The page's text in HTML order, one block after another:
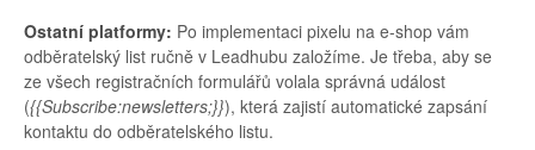
Ostatní platformy: Po implementaci pixelu na e-shop vám
odběratelský list ručně v Leadhubu založíme. Je třeba, aby se
ze všech registračních formulářů volala správná událost
({{Subscribe:newsletters;}}), která zajistí automatické zapsání
kontaktu do odběratelského listu.